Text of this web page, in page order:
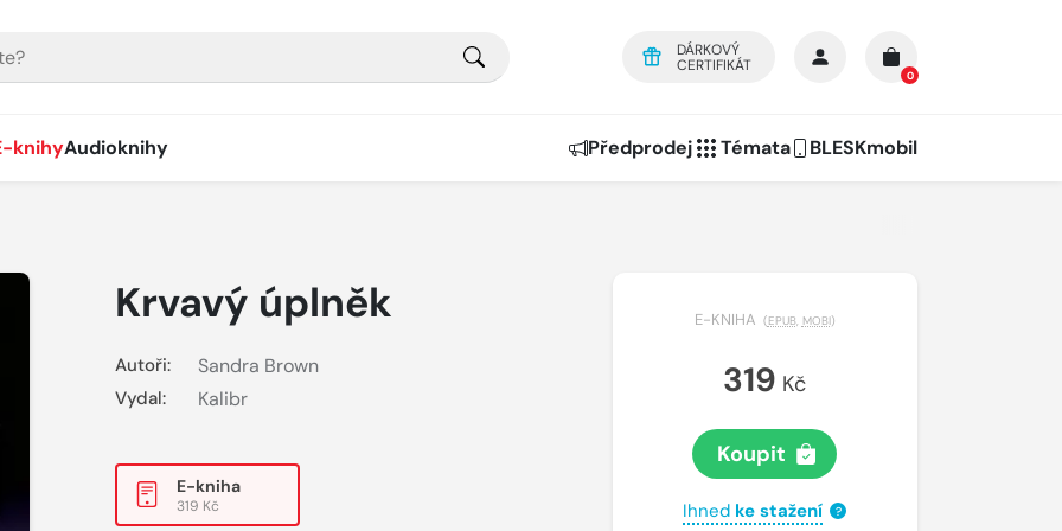
DÁRKOVÝ
CERTIFIKÁT
0
knihyAudioknihy Předprodej Témata BLESKmobil
Krvavý úplněk
Autoři: Sandra Brown
Vydal: Kalibr
E-kniha
319 Kč
E-KNIHA (EPUB, MOBI)
319 Kč
Koupit
Ihned ke stažení ?